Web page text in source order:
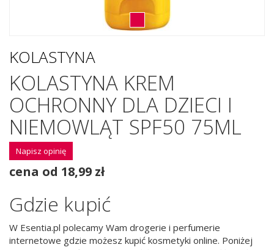
KOLASTYNA
KOLASTYNA KREM
OCHRONNY DLA DZIECI I
NIEMOWLĄT SPF50 75ML
Napisz opinię
cena od 18,99 zł
Gdzie kupić
W Esentia.pl polecamy Wam drogerie i perfumerie
internetowe gdzie możesz kupić kosmetyki online. Poniżej